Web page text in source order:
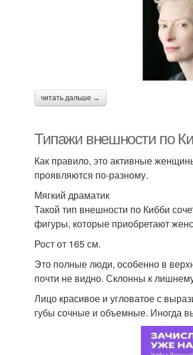
читать дальше →
Типажи внешности по
Как правило, это активные
проявляются по-разному.
Мягкий драматик
Такой тип внешности по Кибби
фигуры, которые приобретают
Рост от 165 см.
Это полные люди, особенно в
почти не видно. Склонны к
Лицо красивое и угловатое с
губы сочные и объемные. Иногда